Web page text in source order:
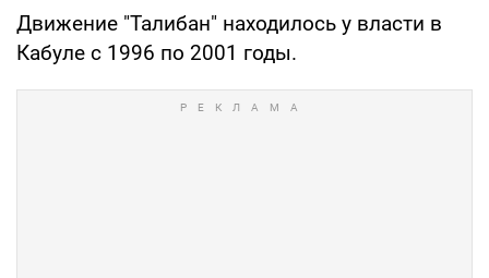
Движение "Талибан" находилось у власти в
Кабуле с 1996 по 2001 годы.